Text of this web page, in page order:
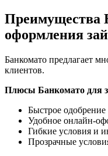
Преимущества
оформления
Банкомато предлагает
клиентов.
Плюсы Банкомато для
Быстрое
Удобное онлайн-
Гибкие условия и
Прозрачные